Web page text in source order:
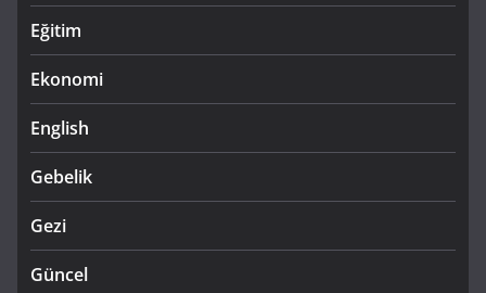
Eğitim
Ekonomi
English
Gebelik
Gezi
Güncel